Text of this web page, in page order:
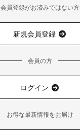
会員登録がお済みではない方
新規会員登録
会員の方
ログイン
お得な最新情報をお届け